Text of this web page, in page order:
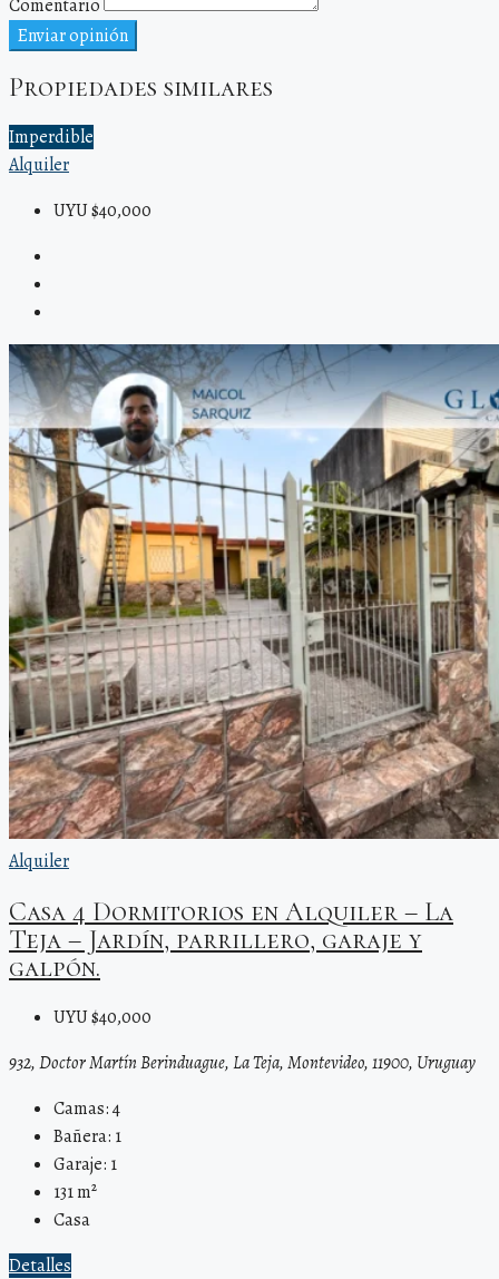
Comentario
Enviar opinión
Propiedades similares
Imperdible
Alquiler
UYU $40,000
Alquiler
Casa 4 Dormitorios en Alquiler – La
Teja – Jardín, parrillero, garaje y
galpón.
UYU $40,000
932, Doctor Martín Berinduague, La Teja, Montevideo, 11900, Uruguay
Camas:4
Bañera: 1
Garaje: 1
131m²
Casa
Detalles